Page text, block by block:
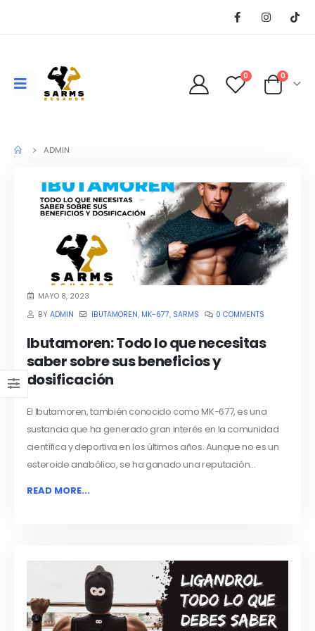
0 0
ADMIN
MAYO 8, 2023
BYADMIN IBUTAMOREN, MK-677, SARMS 0 COMMENTS
Ibutamoren: Todo lo que necesitas
saber sobre sus beneficios y
dosificación
El Ibutamoren, también conocido como MK-677, es una
sustancia que ha generado gran interés en la comunidad
científica y deportiva en los últimos años. Aunque no es un
esteroide anabólico, se ha ganado una reputación...
READ MORE...